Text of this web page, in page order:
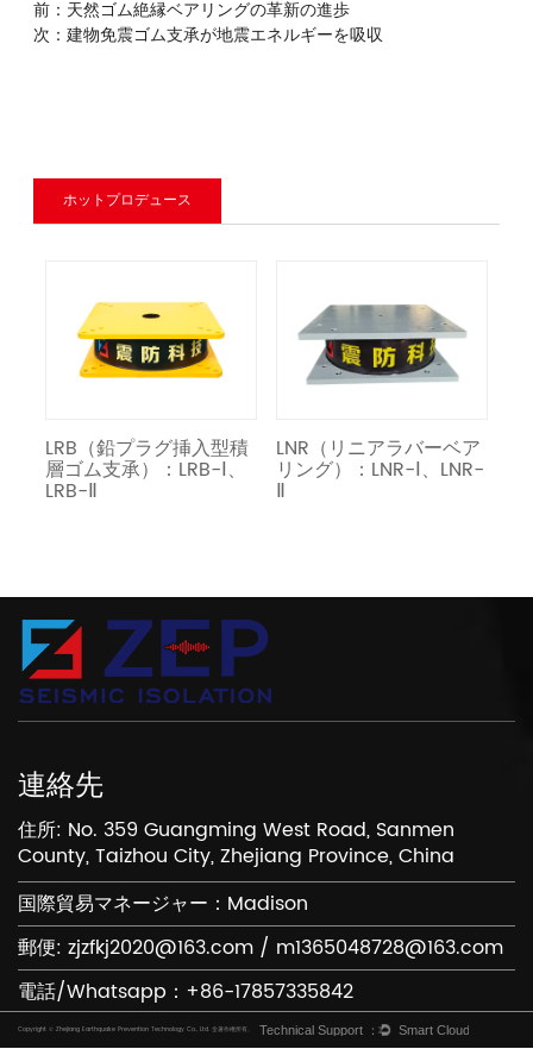
前： 天然ゴム絶縁ベアリングの革新の進歩
次：建物免震ゴム支承が地震エネルギーを吸収
ホットプロデュース
LRB（鉛プラグ挿入型積
層ゴム支承）：LRB-Ⅰ、
LRB-Ⅱ
LNR（リニアラバーベア
リング）：LNR-Ⅰ、LNR-
Ⅱ
連絡先
住所: No. 359 Guangming West Road, Sanmen
County, Taizhou City, Zhejiang Province, China
国際貿易マネージャー：Madison
郵便: zjzfkj2020@163.com / m1365048728@163.com
電話/Whatsapp：+86-17857335842
Copyright © Zhejiang Earthquake Prevention Technology Co., Ltd. 全著作権所有。